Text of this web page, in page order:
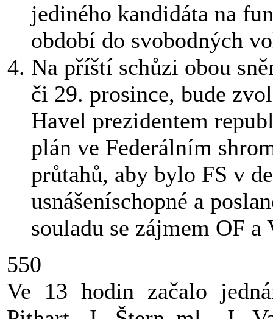
jediného kandidáta na
období do svobodných
Na příští schůzi obou
či 29. prosince, bude
Havel prezidentem
plán ve Federálním
průtahů, aby bylo FS v
usnášeníschopné a
souladu se zájmem OF a
550
Ve 13 hodin začalo